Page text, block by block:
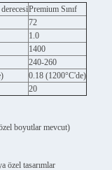
Premium Sınıf
72
1.0
1400
240-260
0.18 (1200°C'de)
20
boyutlar mevcut)
özel tasarımlar